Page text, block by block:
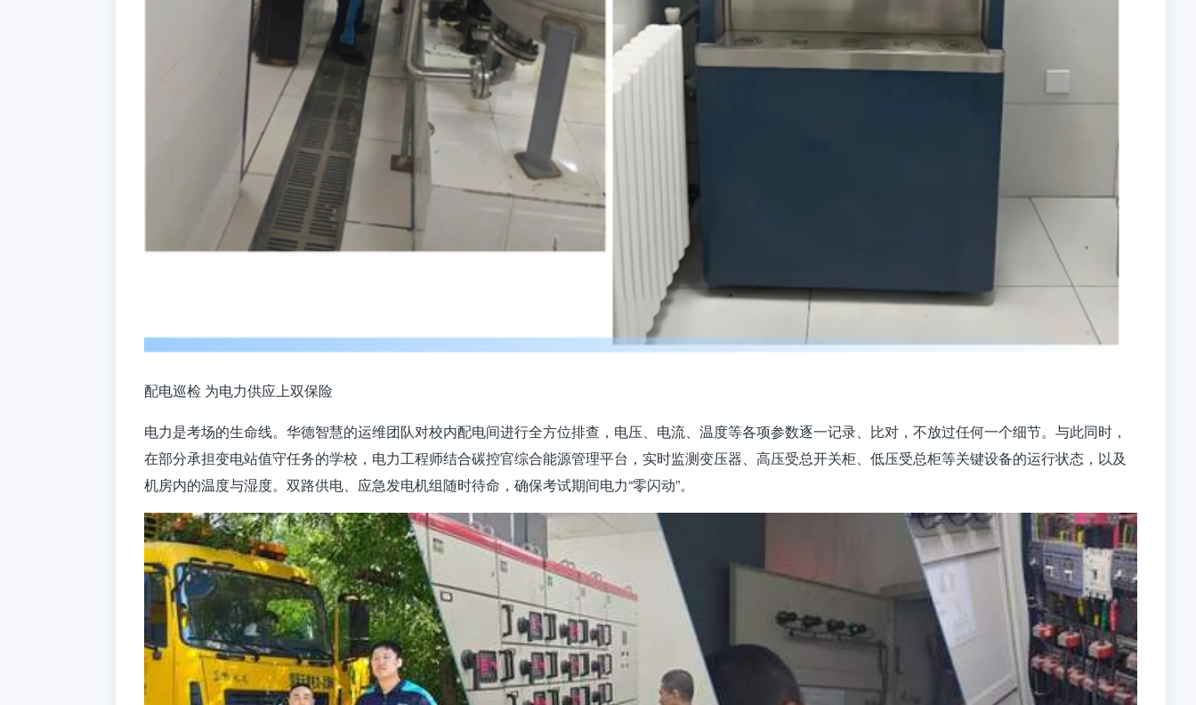
配电巡检 为电力供应上双保险
电力是考场的生命线。 华德智慧的运维团队对校内配电间进行全方位排查，电压、电流、温度等各项参数逐一记录、比对，不放过任何一个细节。与此同时，
在部分承担变电站值守任务的学校，电力工程师结合碳控官综合能源管理平台，实时监测变压器、高压受总开关柜、低压受总柜等关键设备的运行状态，以及
机房内的温度与湿度。 双路供电、应急发电机组随时待命，确保考试期间电力“零闪动”。